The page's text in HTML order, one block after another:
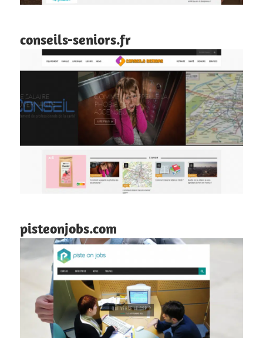
conseils-seniors.fr
pisteonjobs.com